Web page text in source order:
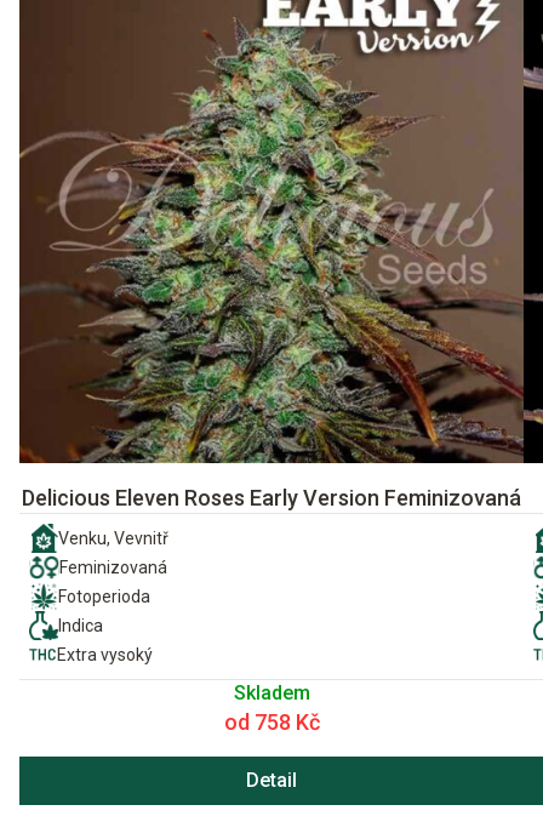
Delicious Eleven Roses Early Version Feminizovaná
Venku, Vevnitř
Feminizovaná
Fotoperioda
Indica
Extra vysoký
Skladem
od 758 Kč
Detail